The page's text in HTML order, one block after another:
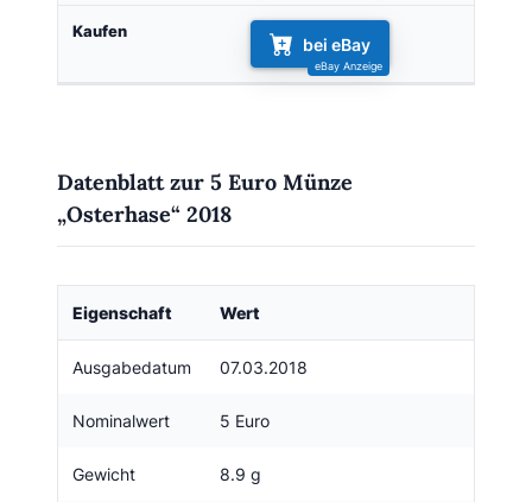
bei eBay
Datenblatt zur 5 Euro Münze
„Osterhase“ 2018
Eigenschaft Wert
Ausgabedatum 07.03.2018
Nominalwert 5 Euro
Gewicht 8.9 g